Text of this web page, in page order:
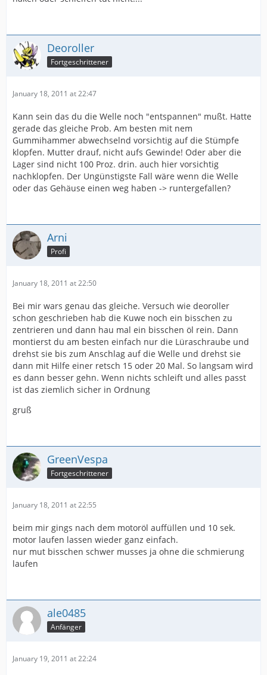
Deoroller
Fortgeschrittener
January 18, 2011 at 22:47
Kann sein das du die Welle noch "entspannen" mußt. Hatte
gerade das gleiche Prob. Am besten mit nem
Gummihammer abwechselnd vorsichtig auf die Stümpfe
klopfen. Mutter drauf, nicht aufs Gewinde! Oder aber die
Lager sind nicht 100 Proz. drin. auch hier vorsichtig
nachklopfen. Der Ungünstigste Fall wäre wenn die Welle
oder das Gehäuse einen weg haben -> runtergefallen?
Arni
Profi
January 18, 2011 at 22:50
Bei mir wars genau das gleiche. Versuch wie deoroller
schon geschrieben hab die Kuwe noch ein bisschen zu
zentrieren und dann hau mal ein bisschen öl rein. Dann
montierst du am besten einfach nur die Lüraschraube und
drehst sie bis zum Anschlag auf die Welle und drehst sie
dann mit Hilfe einer retsch 15 oder 20 Mal. So langsam wird
es dann besser gehn. Wenn nichts schleift und alles passt
ist das ziemlich sicher in Ordnung
gruß
GreenVespa
Fortgeschrittener
January 18, 2011 at 22:55
beim mir gings nach dem motoröl auffüllen und 10 sek.
motor laufen lassen wieder ganz einfach.
nur mut bisschen schwer musses ja ohne die schmierung
laufen
ale0485
Anfänger
January 19, 2011 at 22:24